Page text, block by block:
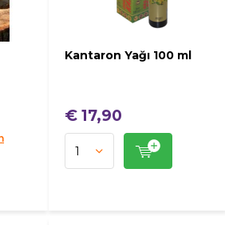
Kantaron Yağı 100 ml
€ 17,90